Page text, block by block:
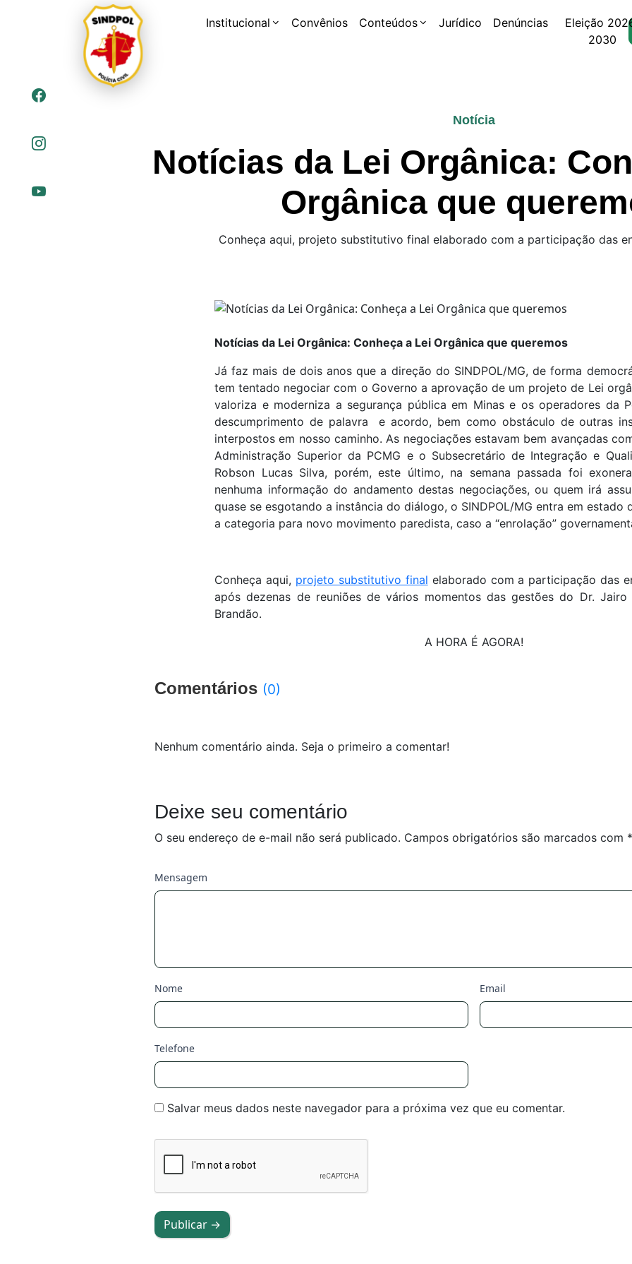
Institucional Convênios Conteúdos Jurídico Denúncias
Eleição
2030
Notícia
Notícias da Lei Orgânica:
Orgânica que
Conheça aqui, projeto substitutivo final elaborado com a participação das
Notícias da Lei Orgânica: Conheça a Lei Orgânica que queremos
Já faz mais de dois anos que a direção do SINDPOL/MG, de forma
tem tentado negociar com o Governo a aprovação de um projeto de Lei
valoriza e moderniza a segurança pública em Minas e os operadores da
descumprimento de palavra e acordo, bem como obstáculo de outras
interpostos em nosso caminho. As negociações estavam bem avançadas
Administração Superior da PCMG e o Subsecretário de Integração e
Robson Lucas Silva, porém, este último, na semana passada foi
nenhuma informação do andamento destas negociações, ou quem irá
quase se esgotando a instância do diálogo, o SINDPOL/MG entra em estado
a categoria para novo movimento paredista, caso a “enrolação”
Conheça aqui, projeto substitutivo final elaborado com a participação das
após dezenas de reuniões de vários momentos das gestões do Dr.
Brandão.
A HORA É AGORA!
Comentários (0)
Nenhum comentário ainda. Seja o primeiro a comentar!
Deixe seu comentário
O seu endereço de e-mail não será publicado. Campos obrigatórios são marcados com *
Mensagem
Nome Email
Telefone
Salvar meus dados neste navegador para a próxima vez que eu comentar.
Publicar →